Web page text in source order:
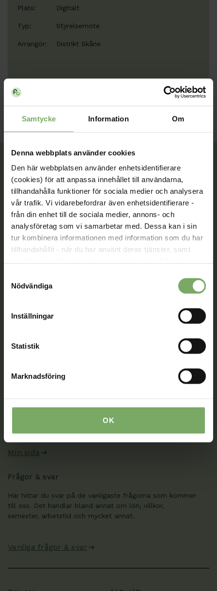
Samtycke Information Om
Denna webbplats använder cookies
Den här webbplatsen använder enhetsidentifierare
(cookies) för att anpassa innehållet till användarna,
tillhandahålla funktioner för sociala medier och analysera
vår trafik. Vi vidarebefordrar även enhetsidentifierare -
från din enhet till de sociala medier, annons- och
analysföretag som vi samarbetar med. Dessa kan i sin
tur kombinera informationen med information som du har
tillhandahållit - när du har använt deras tjänster, samt
området. Du godkänner våra cookies vid fortsatt
Nödvändiga
Inställningar
Statistik
Marknadsföring
OK
Plats: Digitalt
Typ: Styrelsemöte
Arrangör: Distrikt Skåne
Tillsammans rör vi oss framåt. Du är en viktig del
av vår rörelse.
Bli medlem
Kontakt
Välkommen att kontakta oss. Här hittar du kontaktvägar
till oss utifrån din roll och ditt ärende. Du som är
Kontaktuppgifter
Min sida
från ditt distrikt och din sektion.
Min sida
Frågor & svar
Här hittar du svar på de vanligaste frågorna som kommer
till oss. Det handlar bland annat om lön, villkor,
semester, arbetstid och mycket annat.
Vanliga frågor & svar